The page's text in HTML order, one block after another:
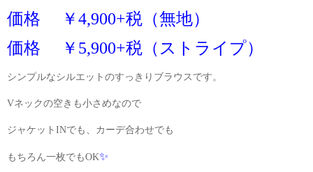
価格 ￥4,900+税（無地）
価格 ￥5,900+税（ストライプ）
シンプルなシルエットのすっきりブラウスです。
Vネックの空きも小さめなので
ジャケットINでも、カーデ合わせでも
もちろん一枚でもOK✨